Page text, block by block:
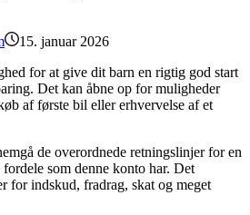
15. januar 2026
for at give dit barn en rigtig god start
Det kan åbne op for muligheder
af første bil eller erhvervelse af et
de overordnede retningslinjer for en
som denne konto har. Det
for indskud, fradrag, skat og meget